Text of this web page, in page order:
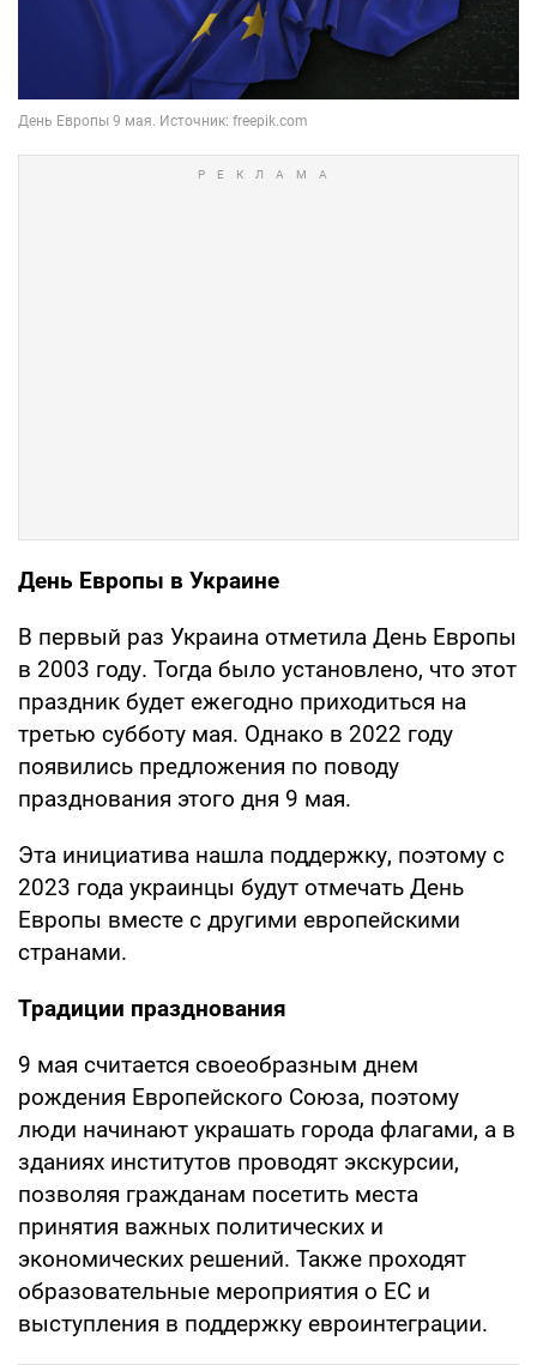
День Европы в Украине
В первый раз Украина отметила День Европы
в 2003 году. Тогда было установлено, что этот
праздник будет ежегодно приходиться на
третью субботу мая. Однако в 2022 году
появились предложения по поводу
празднования этого дня 9 мая.
Эта инициатива нашла поддержку, поэтому с
2023 года украинцы будут отмечать День
Европы вместе с другими европейскими
странами.
Традиции празднования
9 мая считается своеобразным днем
рождения Европейского Союза, поэтому
люди начинают украшать города флагами, а в
зданиях институтов проводят экскурсии,
позволяя гражданам посетить места
принятия важных политических и
экономических решений. Также проходят
образовательные мероприятия о ЕС и
выступления в поддержку евроинтеграции.